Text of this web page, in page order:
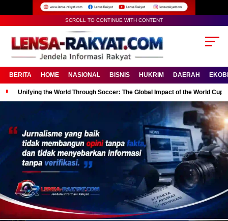
SCROLL TO CONTINUE WITH CONTENT
BERITA HOME NASIONAL BISNIS HUKRIM DAERAH
Unifying the World Through Soccer: The Global Impact of the World Cup